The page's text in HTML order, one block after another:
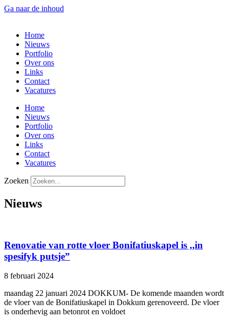
Ga naar de inhoud
Home
Nieuws
Portfolio
Over ons
Links
Contact
Vacatures
Home
Nieuws
Portfolio
Over ons
Links
Contact
Vacatures
Zoeken
Nieuws
Renovatie van rotte vloer Bonifatiuskapel is ,,in
spesifyk putsje”
8 februari 2024
maandag 22 januari 2024 DOKKUM- De komende maanden wordt
de vloer van de Bonifatiuskapel in Dokkum gerenoveerd. De vloer
is onderhevig aan betonrot en voldoet